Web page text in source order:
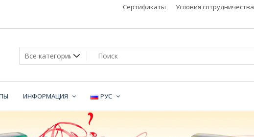
Сертификаты Условия сотрудничества
ИНФОРМАЦИЯ РУС